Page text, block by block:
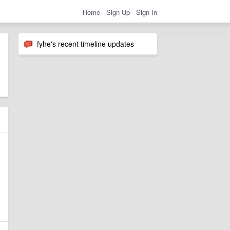
Home Sign Up Sign In
fyhe's recent timeline updates